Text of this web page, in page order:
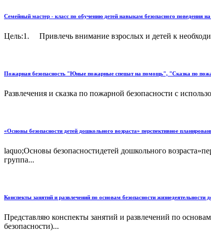
Семейный мастер - класс по обучению детей навыкам безопасного поведения
Цель:1. Привлечь внимание взрослых и детей к
Пожарная безопасность "Юные пожарные спешат на помощь", "Сказка по
Развлечения и сказка по пожарной безопасности с
«Основы безопасности детей дошкольного возраста» перспективное
laquo;Основы безопасностидетей дошкольного
группа...
Конспекты занятий и развлечений по основам безопасности
Представляю конспекты занятий и развлечений по
безопасности)...